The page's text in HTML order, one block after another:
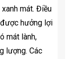
mát. Điều
hưởng lợi
mát lành,
lượng. Các